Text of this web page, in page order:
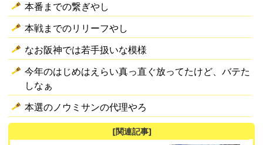
本番までの繋ぎやし
本戦までのリリーフやし
なお阪神では若手扱いな模様
今年のはじめはえらい真っ直ぐ放ってたけど、バテた
しなぁ
本選のノウミサンの代理やろ
[関連記事]